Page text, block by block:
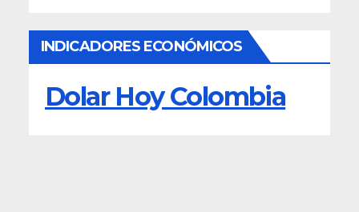
INDICADORES ECONÓMICOS
Dolar Hoy Colombia